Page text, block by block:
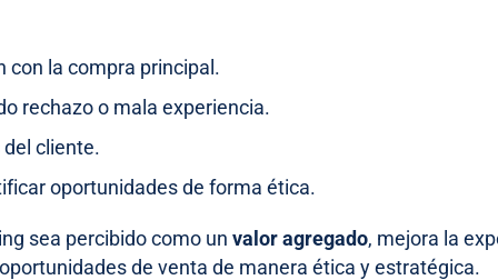
con la compra principal.
rechazo o mala experiencia.
cliente.
oportunidades de forma ética.
sea percibido como unvalor agregado, mejora la
de venta de manera ética y estratégica.